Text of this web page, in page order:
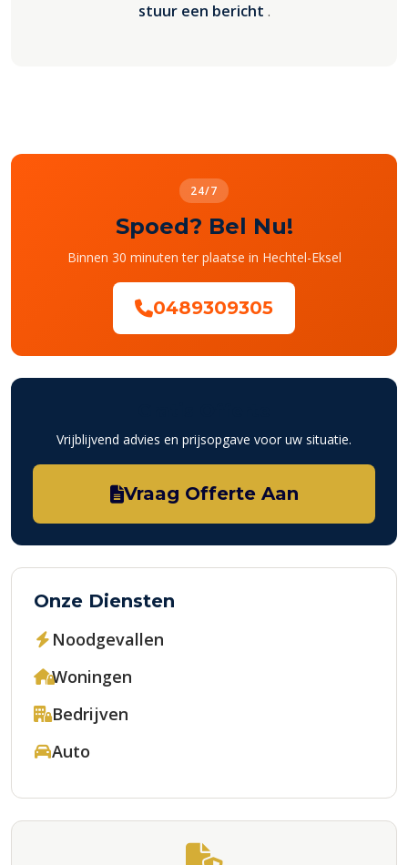
stuur een bericht .
24/7
Spoed? Bel Nu!
Binnen 30 minuten ter plaatse in Hechtel-Eksel
0489309305
Vrijblijvend advies en prijsopgave voor uw situatie.
Vraag Offerte Aan
Onze Diensten
Noodgevallen
Woningen
Bedrijven
Auto